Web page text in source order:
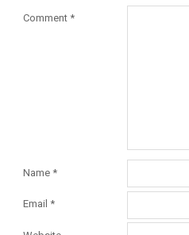
Comment *
Name *
Email *